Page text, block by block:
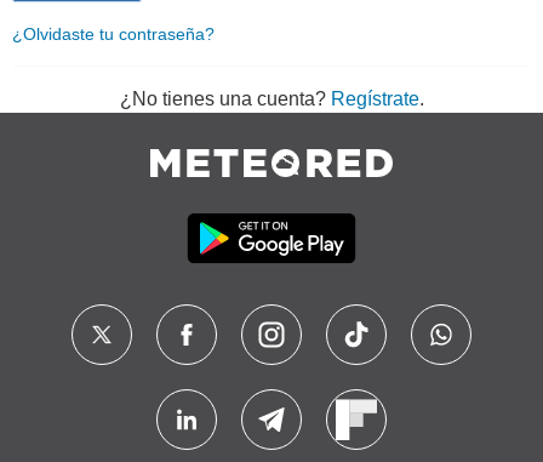
¿Olvidaste tu contraseña?
¿No tienes una cuenta? Regístrate.